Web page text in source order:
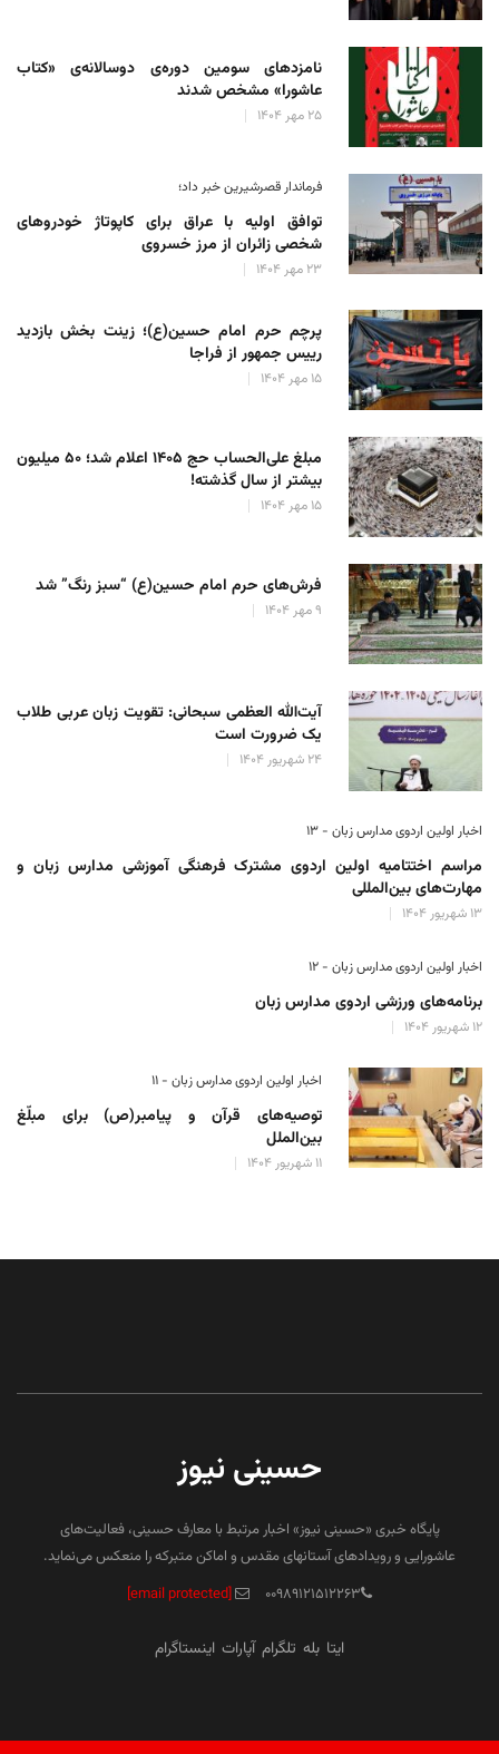
نامزدهای سومین دوره‌ی دوسالانه‌ی «کتاب
عاشورا» مشخص شدند
۲۵ مهر ۱۴۰۴
فرماندار قصرشیرین خبر داد؛
توافق اولیه با عراق برای کاپوتاژ خودروهای
شخصی زائران از مرز خسروی
۲۳ مهر ۱۴۰۴
پرچم حرم امام حسین(ع)؛ زینت بخش بازدید
رییس جمهور از فراجا
۱۵ مهر ۱۴۰۴
مبلغ علی‌الحساب حج ۱۴۰۵ اعلام شد؛ ۵۰ میلیون
بیشتر از سال گذشته!
۱۵ مهر ۱۴۰۴
فرش‌های حرم امام حسین(ع) “سبز رنگ” شد
۹ مهر ۱۴۰۴
آیت‌الله العظمی سبحانی: تقویت زبان عربی طلاب
یک ضرورت است
۲۴ شهریور ۱۴۰۴
اخبار اولین اردوی مدارس زبان - ۱۳
مراسم اختتامیه اولین اردوی مشترک فرهنگی آموزشی مدارس زبان و
مهارت‌های بین‌المللی
۱۳ شهریور ۱۴۰۴
اخبار اولین اردوی مدارس زبان - ۱۲
برنامه‌های ورزشی اردوی مدارس زبان
۱۲ شهریور ۱۴۰۴
اخبار اولین اردوی مدارس زبان - ۱۱
توصیه‌های قرآن و پیامبر(ص) برای مبلّغ
بین‌الملل
۱۱ شهریور ۱۴۰۴
حسینی نیوز
پایگاه خبری «حسینی نیوز» اخبار مرتبط با معارف حسینی، فعالیت‌های
عاشورایی و رویدادهای آستانهای مقدس و اماکن متبرکه را منعکس می‌نماید.
۰۰۹۸۹۱۲۱۵۱۲۲۶۳
[email protected]
ایتا بله تلگرام آپارات اینستاگرام